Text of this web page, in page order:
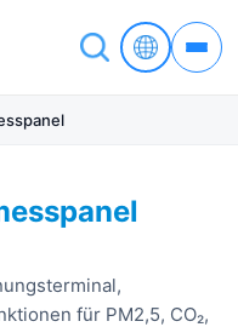
für PM2,5, CO₂,